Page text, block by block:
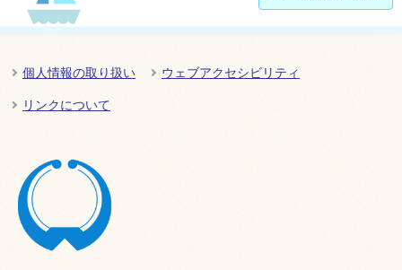
個人情報の取り扱い ウェブアクセシビリティ
リンクについて